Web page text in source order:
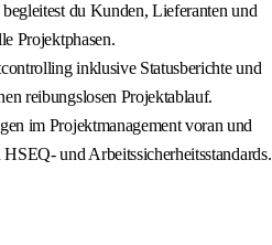
du Kunden, Lieferanten und
Projektphasen.
inklusive Statusberichte und
reibungslosen Projektablauf.
im Projektmanagement voran und
und Arbeitssicherheitsstandards.